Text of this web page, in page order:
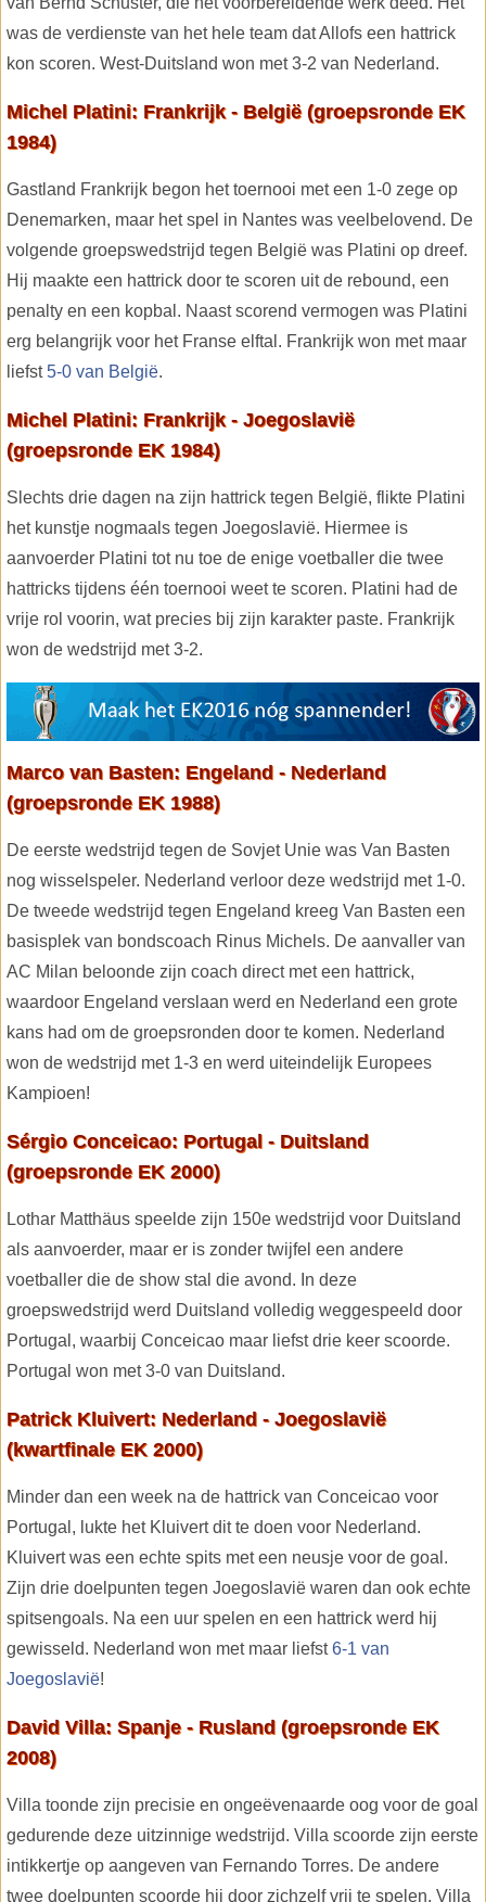
was de verdienste van het hele team dat Allofs een hattrick
kon scoren. West-Duitsland won met 3-2 van Nederland.
Michel Platini: Frankrijk - België (groepsronde EK
1984)
Gastland Frankrijk begon het toernooi met een 1-0 zege op
Denemarken, maar het spel in Nantes was veelbelovend. De
volgende groepswedstrijd tegen België was Platini op dreef.
Hij maakte een hattrick door te scoren uit de rebound, een
penalty en een kopbal. Naast scorend vermogen was Platini
erg belangrijk voor het Franse elftal. Frankrijk won met maar
liefst5-0 van België.
Michel Platini: Frankrijk - Joegoslavië
(groepsronde EK 1984)
Slechts drie dagen na zijn hattrick tegen België, flikte Platini
het kunstje nogmaals tegen Joegoslavië. Hiermee is
aanvoerder Platini tot nu toe de enige voetballer die twee
hattricks tijdens één toernooi weet te scoren. Platini had de
vrije rol voorin, wat precies bij zijn karakter paste. Frankrijk
won de wedstrijd met 3-2.
Marco van Basten: Engeland - Nederland
(groepsronde EK 1988)
De eerste wedstrijd tegen de Sovjet Unie was Van Basten
nog wisselspeler. Nederland verloor deze wedstrijd met 1-0.
De tweede wedstrijd tegen Engeland kreeg Van Basten een
basisplek van bondscoach Rinus Michels. De aanvaller van
AC Milan beloonde zijn coach direct met een hattrick,
waardoor Engeland verslaan werd en Nederland een grote
kans had om de groepsronden door te komen. Nederland
won de wedstrijd met 1-3 en werd uiteindelijk Europees
Kampioen!
Sérgio Conceicao: Portugal - Duitsland
(groepsronde EK 2000)
Lothar Matthäus speelde zijn 150e wedstrijd voor Duitsland
als aanvoerder, maar er is zonder twijfel een andere
voetballer die de show stal die avond. In deze
groepswedstrijd werd Duitsland volledig weggespeeld door
Portugal, waarbij Conceicao maar liefst drie keer scoorde.
Portugal won met 3-0 van Duitsland.
Patrick Kluivert: Nederland - Joegoslavië
(kwartfinale EK 2000)
Minder dan een week na de hattrick van Conceicao voor
Portugal, lukte het Kluivert dit te doen voor Nederland.
Kluivert was een echte spits met een neusje voor de goal.
Zijn drie doelpunten tegen Joegoslavië waren dan ook echte
spitsengoals. Na een uur spelen en een hattrick werd hij
gewisseld. Nederland won met maar liefst6-1 van
Joegoslavië!
David Villa: Spanje - Rusland (groepsronde EK
2008)
Villa toonde zijn precisie en ongeëvenaarde oog voor de goal
gedurende deze uitzinnige wedstrijd. Villa scoorde zijn eerste
intikkertje op aangeven van Fernando Torres. De andere
twee doelpunten scoorde hij door zichzelf vrij te spelen. Villa